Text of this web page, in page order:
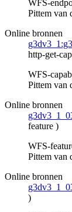
WFS-
Pittem van
Online bronnen
http-get-
WFS-
Pittem van
Online bronnen
feature )
WFS-
Pittem van
Online bronnen
)